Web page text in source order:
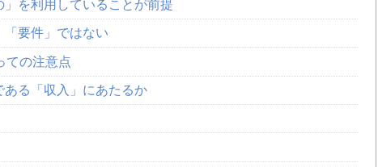
を利用していることが前提
要件」ではない
の注意点
る「収入」にあたるか